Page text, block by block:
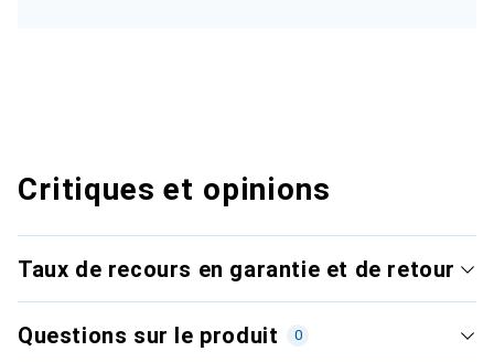
Critiques et opinions
Taux de recours en garantie et de retour
Questions sur le produit 0